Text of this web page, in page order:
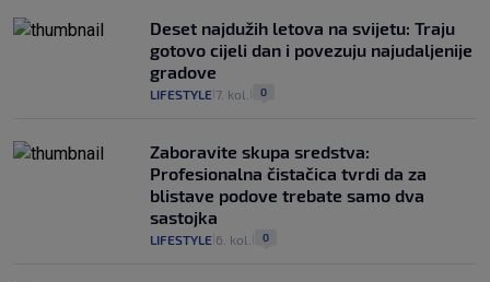
Deset najdužih letova na svijetu: Traju
gotovo cijeli dan i povezuju najudaljenije
gradove
LIFESTYLE 7. kol. 0
Zaboravite skupa sredstva:
Profesionalna čistačica tvrdi da za
blistave podove trebate samo dva
sastojka
LIFESTYLE 6. kol. 0